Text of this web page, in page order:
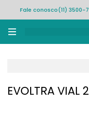
Fale conosco(11) 3500-
EVOLTRA VIAL